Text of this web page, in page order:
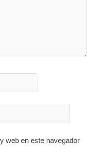
web en este navegador